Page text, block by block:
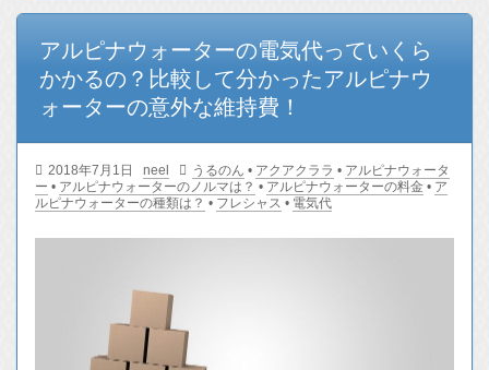
アルピナウォーターの電気代っていくら
かかるの？比較して分かったアルピナウ
ォーターの意外な維持費！
2018年7月1日 neel うるのん • アクアクララ • アルピナウォータ
ー • アルピナウォーターのノルマは？ • アルピナウォーターの料金 • ア
ルピナウォーターの種類は？ • フレシャス • 電気代